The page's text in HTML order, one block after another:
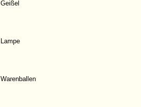
Geißel
Lampe
Warenballen